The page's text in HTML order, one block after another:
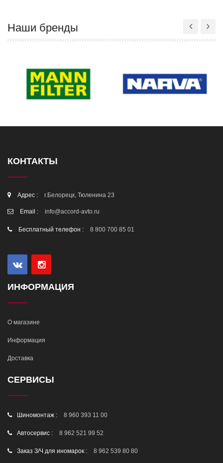
Наши бренды
КОНТАКТЫ
Адрес : г.Белорецк, Тюленина 23
Email : info@accord-avto.ru
Бесплатный телефон : 8 800 700 85 01
ИНФОРМАЦИЯ
О магазине
Информация
Доставка
СЕРВИСЫ
Шиномонтаж : 8 960 393 11 00
Автосервис : 8 962 521 99 52
Заказ З/Ч для иномарок : 8 962 539 80 80